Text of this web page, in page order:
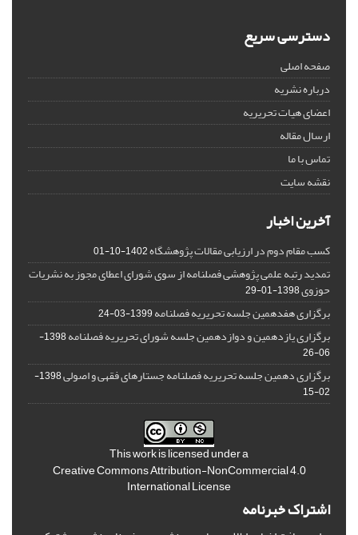
دسترسی سریع
صفحه اصلی
درباره نشریه
اعضای هیات تحریریه
ارسال مقاله
تماس با ما
نقشه سایت
آخرین اخبار
کسب مقام دوم در ارزیابی مقالات پژوهشگاه1402-10-01
تمدید رتبه علمی پژوهشی فصلنامه از سوی شورای اعطای مجوز به نشریات
حوزوی1398-01-29
برگزاری هفدهمین جلسه تحریریه فصلنامه1399-03-24
برگزاری یازدهمین و دوازدهمین جلسه شورای تحریریه فصلنامه
1398-
06-26
برگزاری دهمین جلسه تحریریه فصلنامه جستارهای فقهی و اصولی
1398-
02-15
This work is licensed under a
Creative Commons Attribution-NonCommercial 4.0
International License
اشتراک خبرنامه